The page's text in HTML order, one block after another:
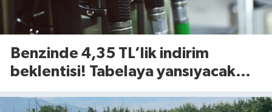
Benzinde 4,35 TL’lik indirim
beklentisi! Tabelaya yansıyacak